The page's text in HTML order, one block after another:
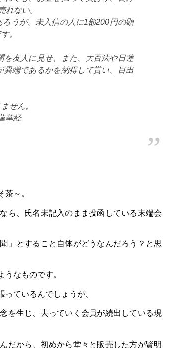
れない。
うが、未入信の人に1部200円の顕
。
友人に見せ、また、大百法や日蓮
異端であるかを納得して貰い、目出
せん。
華経
～。
ら、氏名未記入のまま投函している末端会
」とすること自体がどうなんだろう？と思
なものです。
ているんでしょうが、
を生じ、去っていく会員が続出している現
だから、初めから堂々と販売した方が賢明